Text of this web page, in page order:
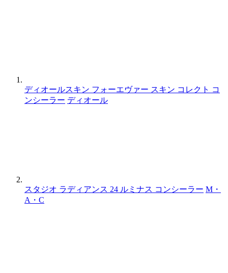
ディオールスキン フォーエヴァー スキン コレクト コ
ンシーラー ディオール
スタジオ ラディアンス 24 ルミナス コンシーラー M・
A・C